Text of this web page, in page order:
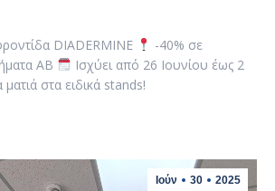
DIADERMINE
-40% σε
ΑΒ
Ισχύει από 26 Ιουνίου έως 2
ματιά στα ειδικά stands!
Ιούν 30 2025